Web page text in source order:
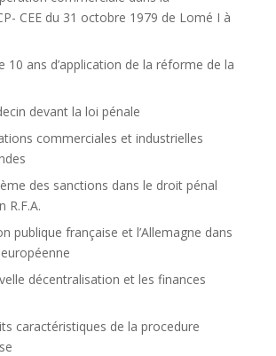
CEE du 31 octobre 1979 de Lomé I à
10 ans d’application de la réforme de la
devant la loi pénale
commerciales et industrielles
des sanctions dans le droit pénal
R.F.A.
publique française et l’Allemagne dans
décentralisation et les finances
caractéristiques de la procedure